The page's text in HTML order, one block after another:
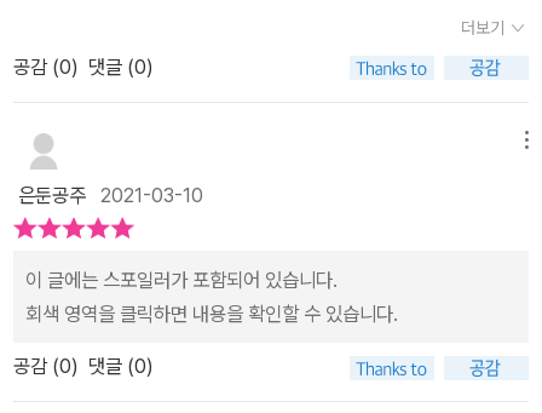
시작됩니다.돌아가신 줄로만 알았던 할머니의 존재가 불쑥 대화의 중
심의 됐던 거죠.그러니까 책 제목에 등장하는 할머니는혜지는 지금껏
가 돼 주곤 하죠?저 역시 그랬고요. ^^혜지의 고모도 마찬가지입니
다.툴툴거리면서도 혜지가 부탁을 하면잘 거절하지 못합니다. 그래
서 혜지는 우연히 엿들은 ‘할머니’의 존재를 파헤치기 위해마침 주말
됩니다.고모에게 대놓고 물어봐도,고모 집을 샅샅이 뒤져도단서가 될
만한 걸 찾지 못하고잠자는 고모 손가락을 이용해고모 스마트폰을 엿
보려다 고모에게 들키기만 합니다.결국 아무런 성과도 없이 고향으로
제목이 의미하는 것이 가볍지만은 않기에 더 몰입하게 되네요.성장하
면서 외모에 대한 콤플렉스 더 많아지게 되는데,책 속 주인공 초등 5
학년에 혜지는 고민에 빠지게 되네요. 남들은 관심이 없지만, 주영이
에게는 신경 쓰이는 눈썹!그런데 자꾸 눈썹을 그리라고 강요하는 준
호,자신을 좋아하는 건지 아니면 놀리는 건지 알 수 없기에 준호의 행
동에 혜지는 더 고민하게 되네요. 그리고 또 하나 슬픈 비밀이 있다고
하네요.주영이네 집에 고모에 방문으로 그 비밀은 시작된답니다.주영
이네 할머니는 돌아가신 걸로 알고 있는데,그 할머니가 살아계시다
니, 그리고 고모에 방문에 목적은 상속포기해 달라는 이유라는 거예
알고 있었는데,할머니가 살아계시다니요. 어찌 이런일이 있죠?할머
더보기
공감 (0) 댓글 (0)
은둔공주 2021-03-10
이 글에는 스포일러가 포함되어 있습니다.
회색 영역을 클릭하면 내용을 확인할 수 있습니다.
공감 (0) 댓글 (0)